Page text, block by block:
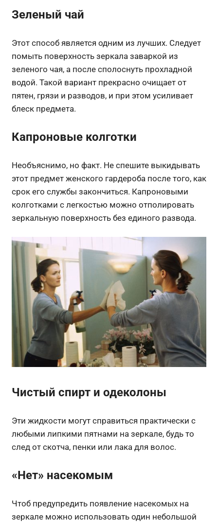
Зеленый чай
Этот способ является одним из лучших. Следует
помыть поверхность зеркала заваркой из
зеленого чая, а после сполоснуть прохладной
водой. Такой вариант прекрасно очищает от
пятен, грязи и разводов, и при этом усиливает
блеск предмета.
Капроновые колготки
Необъяснимо, но факт. Не спешите выкидывать
этот предмет женского гардероба после того, как
срок его службы закончиться. Капроновыми
колготками с легкостью можно отполировать
зеркальную поверхность без единого развода.
Чистый спирт и одеколоны
Эти жидкости могут справиться практически с
любыми липкими пятнами на зеркале, будь то
след от скотча, пенки или лака для волос.
«Нет» насекомым
Чтоб предупредить появление насекомых на
зеркале можно использовать один небольшой